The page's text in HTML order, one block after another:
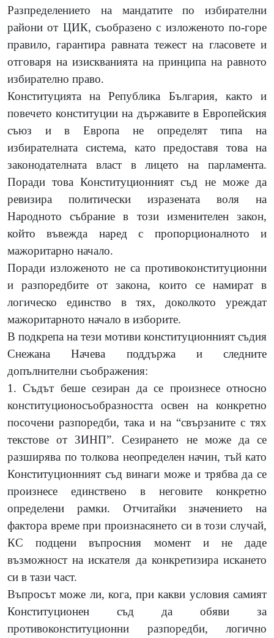
Разпределението на мандатите по избирателни
райони от ЦИК, съобразено с изложеното по-горе
правило, гарантира равната тежест на гласовете и
отговаря на изискванията на принципа на равното
избирателно право.
Конституцията на Република България, както и
повечето конституции на държавите в Европейския
съюз и в Европа не определят типа на
избирателната система, като предоставя това на
законодателната власт в лицето на парламента.
Поради това Конституционният съд не може да
ревизира политически изразената воля на
Народното събрание в този изменителен закон,
който въвежда наред с пропорционалното и
мажоритарно начало.
Поради изложеното не са противоконституционни
и разпоредбите от закона, които се намират в
логическо единство в тях, доколкото уреждат
мажоритарното начало в изборите.
В подкрепа на тези мотиви конституционният съдия
Снежана Начева поддържа и следните
допълнителни съображения:
1. Съдът беше сезиран да се произнесе относно
конституционосъобразността освен на конкретно
посочени разпоредби, така и на “свързаните с тях
текстове от ЗИНП”. Сезирането не може да се
разширява по толкова неопределен начин, тъй като
Конституционният съд винаги може и трябва да се
произнесе единствено в неговите конкретно
определени рамки. Отчитайки значението на
фактора време при произнасянето си в този случай,
КС подцени въпросния момент и не даде
възможност на искателя да конкретизира искането
си в тази част.
Въпросът може ли, кога, при какви условия самият
Конституционен съд да обяви за
противоконституционни разпоредби, логично